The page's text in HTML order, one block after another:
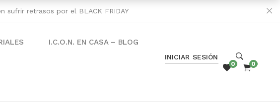
sufrir retrasos por el BLACK FRIDAY
I.C.O.N. EN CASA – BLOG
INICIAR SESIÓN
0 0